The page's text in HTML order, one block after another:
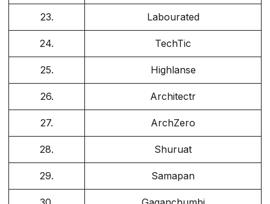
23. Labourated
24. TechTic
25. Highlanse
26. Architectr
27. ArchZero
28. Shuruat
29. Samapan